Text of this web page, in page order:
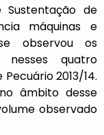
de
máquinas e
observou os
nesses quatro
2013/14.
âmbito desse
observado